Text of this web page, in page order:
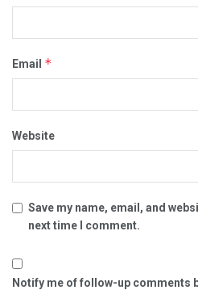
Email *
Website
Save my name, email, and
next time I comment.
Notify me of follow-up comments